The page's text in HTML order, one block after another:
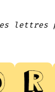
lettres